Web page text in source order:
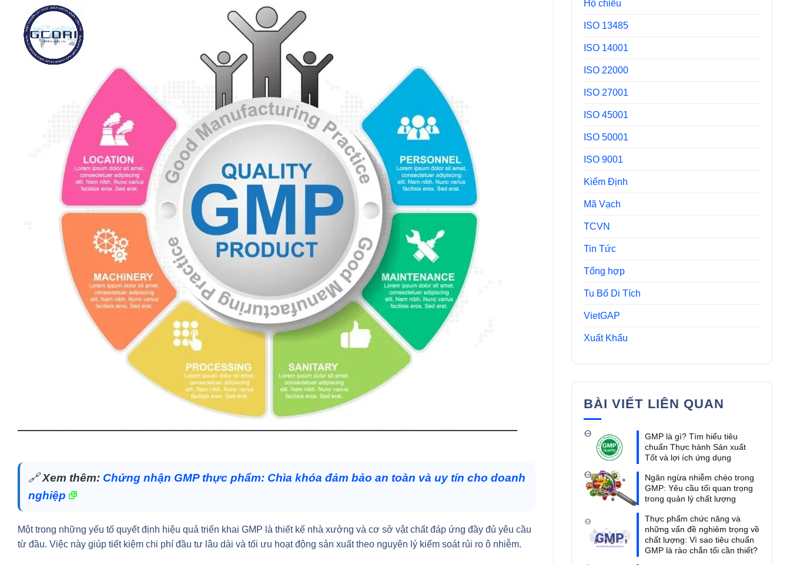
🔗Xem thêm: Chứng nhận GMP thực phẩm: Chìa khóa đảm bảo an toàn và uy tín cho doanh
nghiệp
Một trong những yếu tố quyết định hiệu quả triển khai GMP là thiết kế nhà xưởng và cơ sở vật chất đáp ứng đầy đủ yêu cầu
từ đầu. Việc này giúp tiết kiệm chi phí đầu tư lâu dài và tối ưu hoạt động sản xuất theo nguyên lý kiểm soát rủi ro ô nhiễm.
Hộ chiếu
ISO 13485
ISO 14001
ISO 22000
ISO 27001
ISO 45001
ISO 50001
ISO 9001
Kiểm Định
Mã Vạch
TCVN
Tin Tức
Tổng hợp
Tu Bổ Di Tích
VietGAP
Xuất Khẩu
BÀI VIẾT LIÊN QUAN
GMP là gì? Tìm hiểu tiêu
chuẩn Thực hành Sản xuất
Tốt và lợi ích ứng dụng
Ngăn ngừa nhiễm chéo trong
GMP: Yêu cầu tối quan trọng
trong quản lý chất lượng
Thực phẩm chức năng và
những vấn đề nghiêm trọng về
chất lượng: Vì sao tiêu chuẩn
GMP là rào chắn tối cần thiết?